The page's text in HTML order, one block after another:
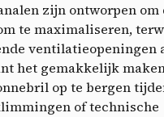
zijn ontworpen om
te maximaliseren,
ventilatieopeningen
het gemakkelijk
op te bergen
of technische